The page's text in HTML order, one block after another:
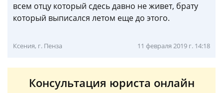
всем отцу который сдесь давно не живет, брату
который выписался летом еще до этого.
Ксения, г. Пенза 11 февраля 2019 г. 14:18
Консультация юриста онлайн